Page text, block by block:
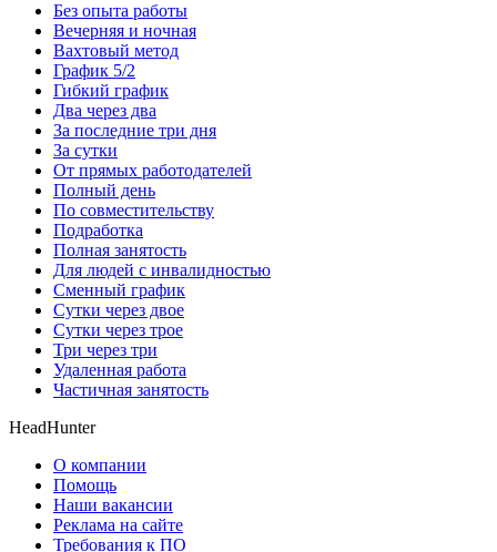
Без опыта работы
Вечерняя и ночная
Вахтовый метод
График 5/2
Гибкий график
Два через два
За последние три дня
За сутки
От прямых работодателей
Полный день
По совместительству
Подработка
Полная занятость
Для людей с инвалидностью
Сменный график
Сутки через двое
Сутки через трое
Три через три
Удаленная работа
Частичная занятость
HeadHunter
О компании
Помощь
Наши вакансии
Реклама на сайте
Требования к ПО